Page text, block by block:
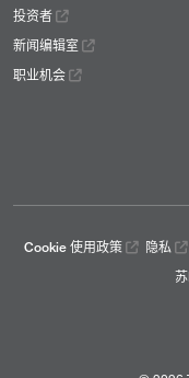
投资者
新闻编辑室
职业机会
Cookie 使用政策 隐私